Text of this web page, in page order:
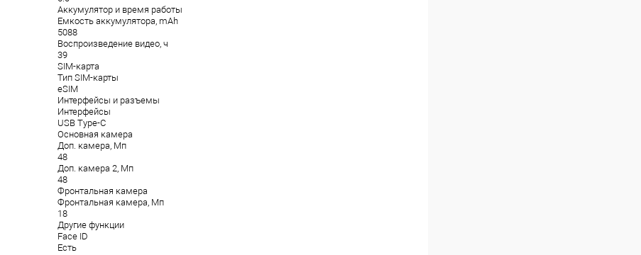
Аккумулятор и время работы
Емкость аккумулятора, mAh
5088
Воспроизведение видео, ч
39
SIM-карта
Тип SIM-карты
eSIM
Интерфейсы и разъемы
Интерфейсы
USB Type-C
Основная камера
Доп. камера, Мп
48
Доп. камера 2, Мп
48
Фронтальная камера
Фронтальная камера, Мп
18
Другие функции
Face ID
Есть